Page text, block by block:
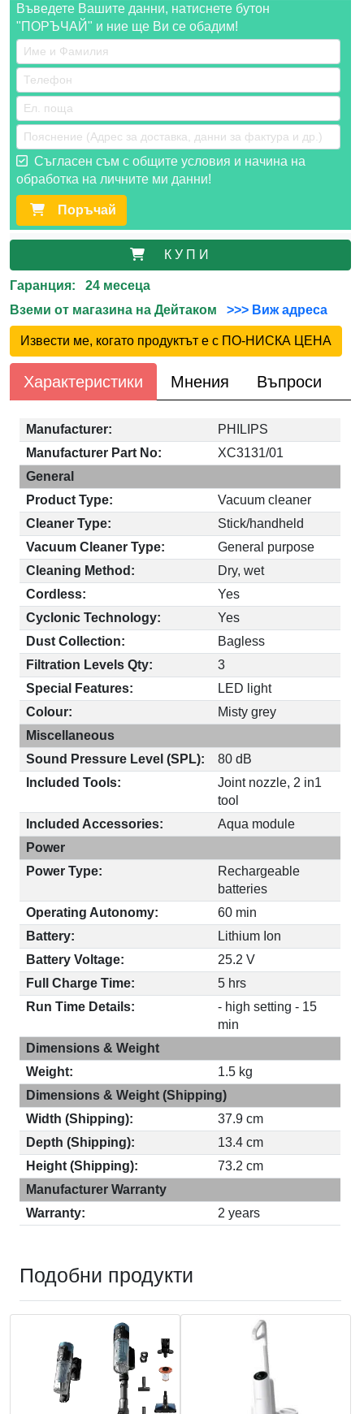
Въведете Вашите данни, натиснете бутон
"ПОРЪЧАЙ" и ние ще Ви се обадим!
Съгласен съм с общите условия и начина на
обработка на личните ми данни!
Поръчай
К У П И
Гаранция: 24 месеца
Вземи от магазина на Дейтаком
>>> Виж адреса
Извести ме, когато продуктът е с ПО-НИСКА ЦЕНА
Характеристики Мнения Въпроси
Manufacturer:
PHILIPS
Manufacturer Part No:
XC3131/01
General
Product Type:
Vacuum cleaner
Cleaner Type:
Stick/handheld
Vacuum Cleaner Type:
General purpose
Cleaning Method:
Dry, wet
Cordless:
Yes
Cyclonic Technology:
Yes
Dust Collection:
Bagless
Filtration Levels Qty:
3
Special Features:
LED light
Colour:
Misty grey
Miscellaneous
Sound Pressure Level (SPL):
80 dB
Included Tools:
Joint nozzle, 2 in1
tool
Included Accessories:
Aqua module
Power
Power Type:
Rechargeable
batteries
Operating Autonomy:
60 min
Battery:
Lithium Ion
Battery Voltage:
25.2 V
Full Charge Time:
5 hrs
Run Time Details:
- high setting - 15
min
Dimensions & Weight
Weight:
1.5 kg
Dimensions & Weight (Shipping)
Width (Shipping):
37.9 cm
Depth (Shipping):
13.4 cm
Height (Shipping):
73.2 cm
Manufacturer Warranty
Warranty:
2 years
Подобни продукти